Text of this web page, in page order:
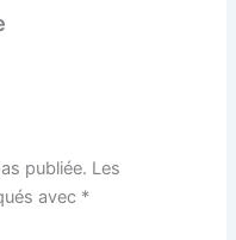
publiée. Les
avec *